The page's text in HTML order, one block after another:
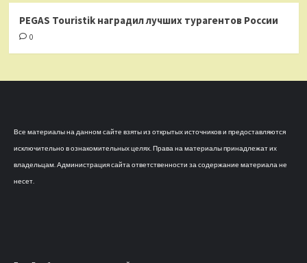
PEGAS Touristik наградил лучших турагентов России
0
Все материалы на данном сайте взяты из открытых источников и предоставляются
исключительно в ознакомительных целях. Права на материалы принадлежат их
владельцам. Администрация сайта ответственности за содержание материала не
несет.